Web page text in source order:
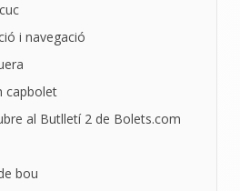
i navegació
capbolet
al Butlletí 2 de Bolets.com
bou